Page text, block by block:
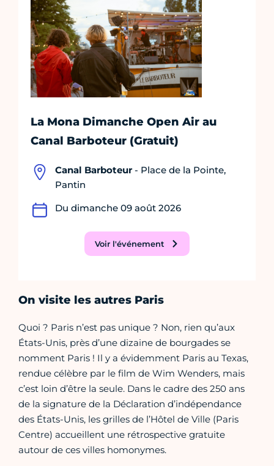
La Mona Dimanche Open Air au
Canal Barboteur (Gratuit)
Canal Barboteur- Place de la Pointe,
Pantin
Du dimanche 09 août 2026
Voir l'événement
On visite les autres Paris
Quoi ? Paris n’est pas unique ? Non, rien qu’aux
États-Unis, près d’une dizaine de bourgades se
nomment Paris ! Il y a évidemment Paris au Texas,
rendue célèbre par le film de Wim Wenders, mais
c’est loin d’être la seule. Dans le cadre des 250 ans
de la signature de la Déclaration d’indépendance
des États-Unis, les grilles de l’Hôtel de Ville (Paris
Centre) accueillent une rétrospective gratuite
autour de ces villes homonymes.